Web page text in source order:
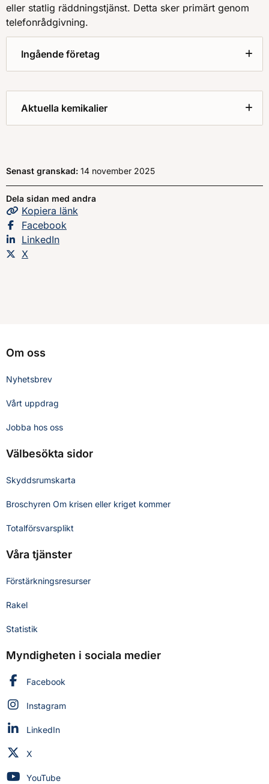
eller statlig räddningstjänst. Detta sker primärt genom
telefonrådgivning.
Ingående företag
Aktuella kemikalier
Senast granskad: 14 november 2025
Dela sidan med andra
Kopiera sidans
länk
Dela sidan på
Facebook
Dela sidan på
LinkedIn
Dela sidan på
X
Om oss
Nyhetsbrev
Vårt uppdrag
Jobba hos oss
Välbesökta sidor
Skyddsrumskarta
Broschyren Om krisen eller kriget kommer
Totalförsvarsplikt
Våra tjänster
Förstärkningsresurser
Rakel
Statistik
Myndigheten i sociala medier
Myndigheten för civilt försvar på
Facebook
Myndigheten för civilt försvar på
Instagram
Myndigheten för civilt försvar på
LinkedIn
Myndigheten för civilt försvar på
X
Myndigheten för civilt försvar på
YouTube